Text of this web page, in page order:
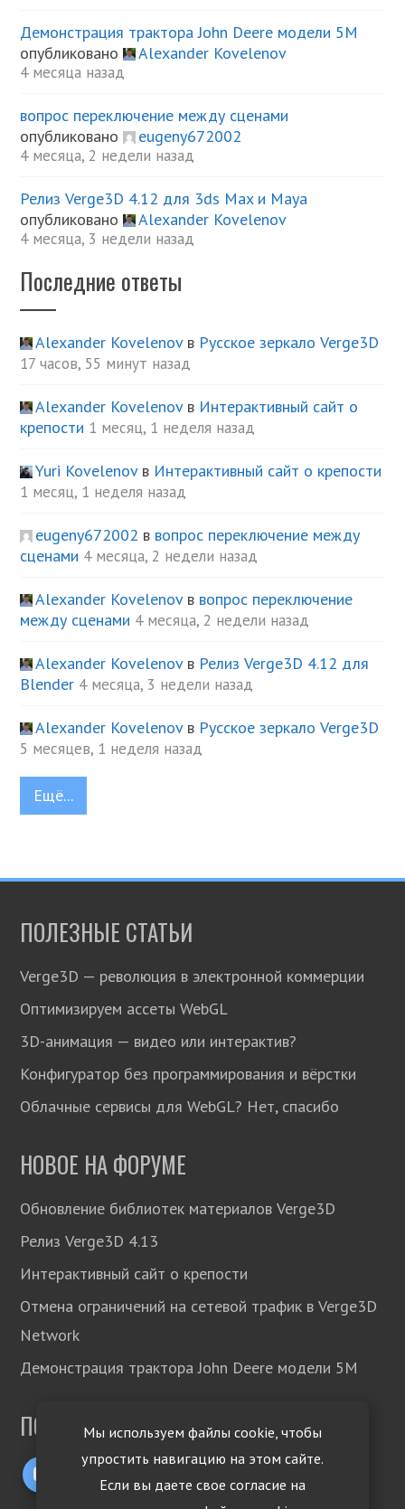
Мы используем файлы cookie, чтобы
упростить навигацию на этом сайте.
Если вы даете свое согласие на
Демонстрация трактора John Deere модели 5М
опубликовано
Alexander Kovelenov
4 месяца назад
вопрос переключение между сценами
опубликовано
eugeny672002
4 месяца, 2 недели назад
Релиз Verge3D 4.12 для 3ds Max и Maya
опубликовано
Alexander Kovelenov
4 месяца, 3 недели назад
Последние ответы
Alexander Kovelenovв Русское зеркало Verge3D
17 часов, 55 минут назад
Alexander Kovelenovв Интерактивный сайт о
крепости 1 месяц, 1 неделя назад
Yuri Kovelenovв Интерактивный сайт о крепости
1 месяц, 1 неделя назад
eugeny672002 в вопрос переключение между
сценами 4 месяца, 2 недели назад
Alexander Kovelenovв вопрос переключение
между сценами 4 месяца, 2 недели назад
Alexander Kovelenovв Релиз Verge3D 4.12 для
Blender 4 месяца, 3 недели назад
Alexander Kovelenovв Русское зеркало Verge3D
5 месяцев, 1 неделя назад
Ещё...
ПОЛЕЗНЫЕ СТАТЬИ
Verge3D — революция в электронной коммерции
Оптимизируем ассеты WebGL
3D-анимация — видео или интерактив?
Конфигуратор без программирования и вёрстки
Облачные сервисы для WebGL? Нет, спасибо
НОВОЕ НА ФОРУМЕ
Обновление библиотек материалов Verge3D
Релиз Verge3D 4.13
Интерактивный сайт о крепости
Отмена ограничений на сетевой трафик в Verge3D
Network
Демонстрация трактора John Deere модели 5М
ПОДПИСЫВАЙТЕСЬ!